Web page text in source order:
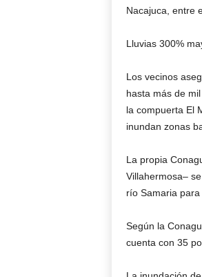
Nacajuca, entre
Lluvias 300%
Los vecinos
hasta más de
la compuerta El
inundan zonas
La propia
Villahermosa–
río Samaria para
Según la
cuenta con 35